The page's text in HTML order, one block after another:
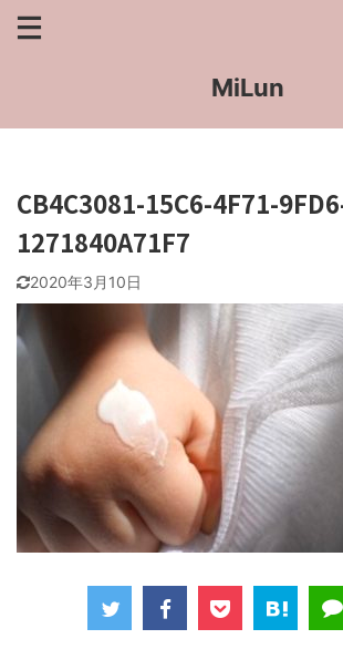
MiLun
CB4C3081-15C6-4F71-
1271840A71F7
2020年3月10日